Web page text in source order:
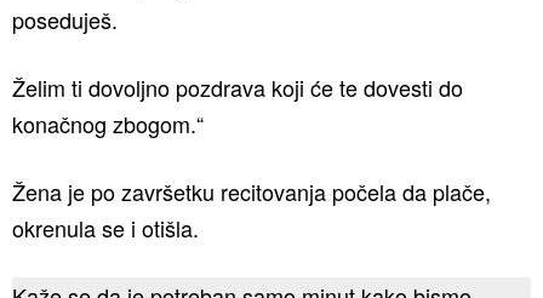
poseduješ.
Želim ti dovoljno pozdrava koji će te dovesti do
konačnog zbogom.“
Žena je po završetku recitovanja počela da plače,
okrenula se i otišla.